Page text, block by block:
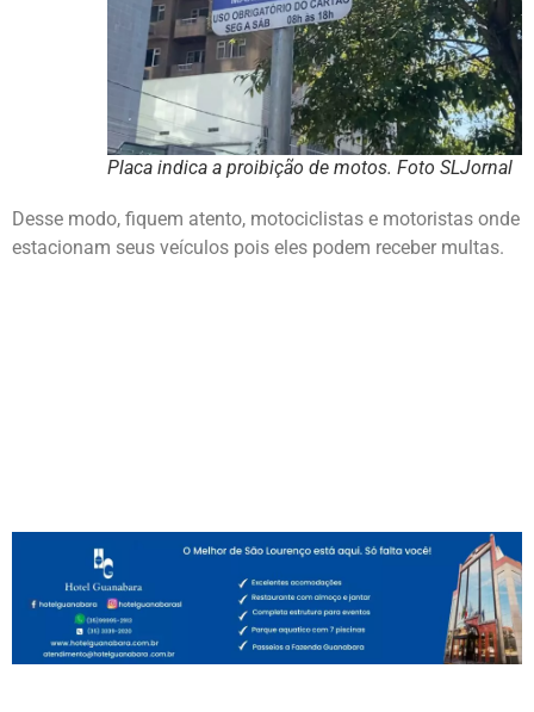
Placa indica a proibição de motos. Foto SLJornal
Desse modo, fiquem atento, motociclistas e motoristas onde
estacionam seus veículos pois eles podem receber multas.